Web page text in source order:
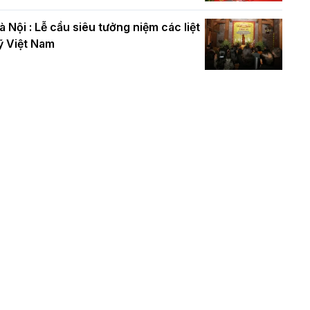
Nội : Lễ cầu siêu tưởng niệm các liệt
Việt Nam